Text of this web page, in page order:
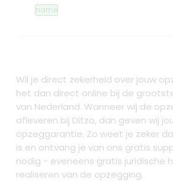
name
Wil je direct zekerheid over jouw
het dan direct online bij de
van Nederland. Wanneer wij de
afleveren bij Ditzo, dan geven wij
opzeggarantie. Zo weet je zeker
is en ontvang je van ons gratis
nodig - eveneens gratis juridische
realiseren van de opzegging.